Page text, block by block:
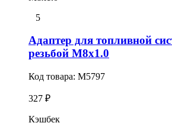
5
Адаптер для топливной
резьбой М8х1.0
Код товара: M5797
327 ₽
Кэшбек